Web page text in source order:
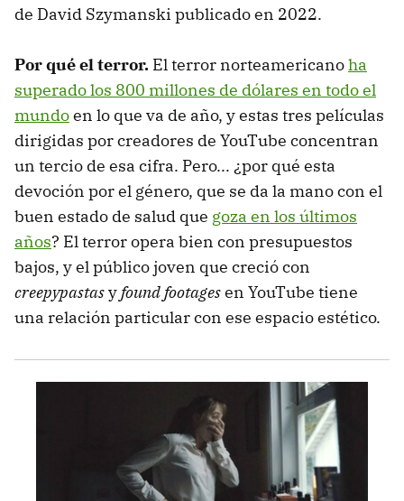
de David Szymanski publicado en 2022.
Por qué el terror. El terror norteamericanoha
superado los 800 millones de dólares en todo el
mundoen lo que va de año, y estas tres películas
dirigidas por creadores de YouTube concentran
un tercio de esa cifra. Pero... ¿por qué esta
devoción por el género, que se da la mano con el
buen estado de salud que goza en los últimos
años? El terror opera bien con presupuestos
bajos, y el público joven que creció con
creepypastasyfound footagesen YouTube tiene
una relación particular con ese espacio estético.